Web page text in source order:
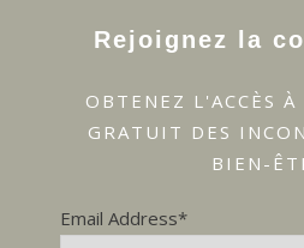
Rejoignez la
OBTENEZ L'ACCÈS
GRATUIT DES
BIEN-
Email Address*